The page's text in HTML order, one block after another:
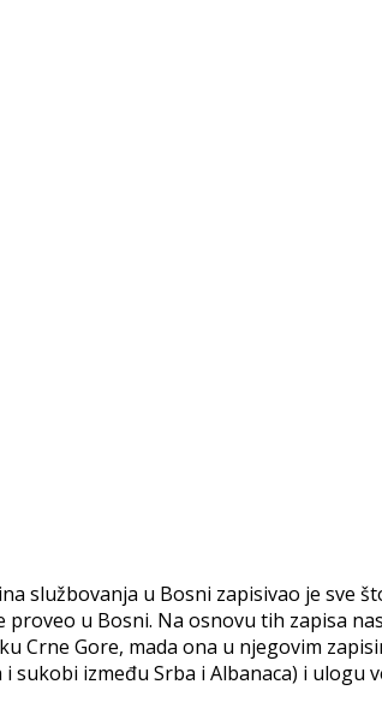
službovanja u Bosni zapisivao je sve
u Bosni. Na osnovu tih zapisa
Crne Gore, mada ona u njegovim
između Srba i Albanaca) i ulogu